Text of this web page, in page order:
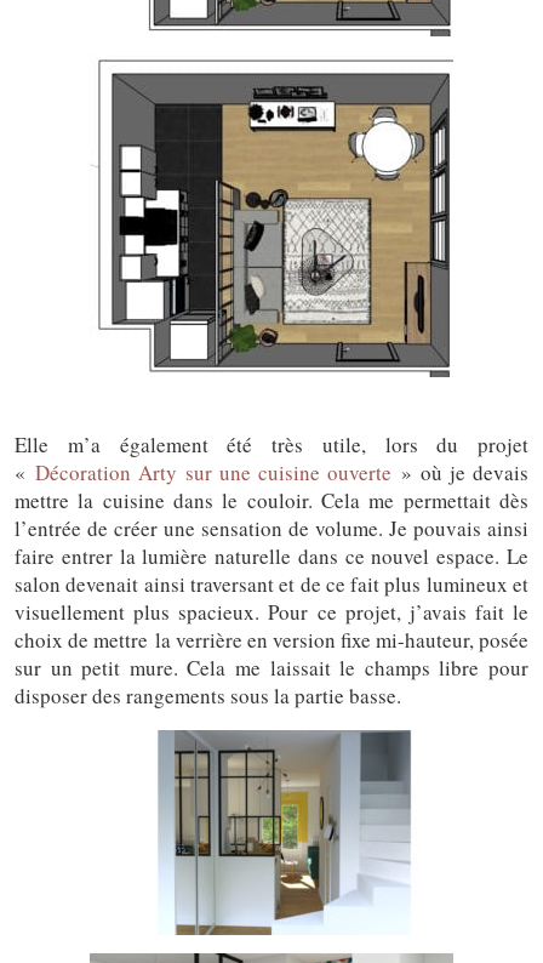
Elle m’a également été très utile, lors du projet
«Décoration Arty sur une cuisine ouverte » où je devais
mettre la cuisine dans le couloir. Cela me permettait dès
l’entrée de créer une sensation de volume. Je pouvais ainsi
faire entrer la lumière naturelle dans ce nouvel espace. Le
salon devenait ainsi traversant et de ce fait plus lumineux et
visuellement plus spacieux. Pour ce projet, j’avais fait le
choix de mettre la verrière en version fixe mi-hauteur, posée
sur un petit mure. Cela me laissait le champs libre pour
disposer des rangements sous la partie basse.